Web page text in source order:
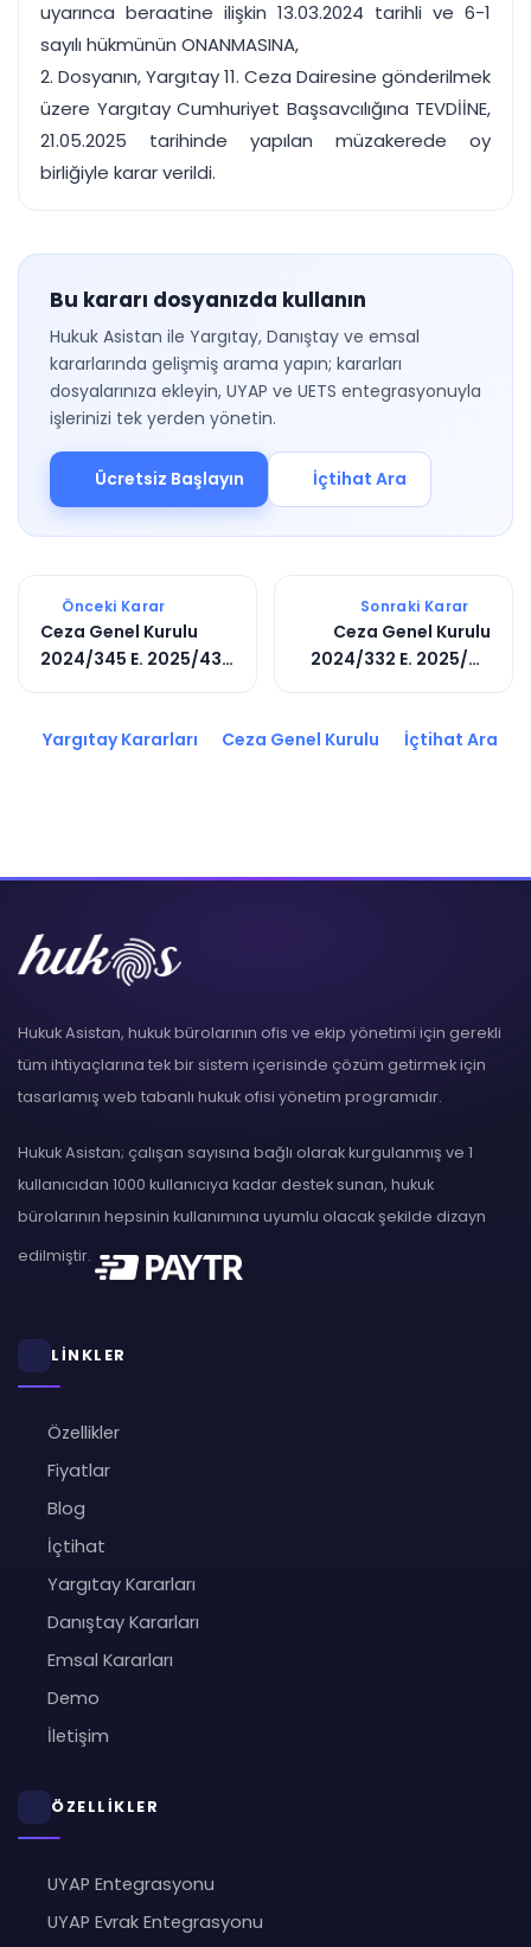
uyarınca beraatine ilişkin 13.03.2024 tarihli ve 6-1
sayılı hükmünün ONANMASINA,
2. Dosyanın, Yargıtay 11. Ceza Dairesine gönderilmek
üzere Yargıtay Cumhuriyet Başsavcılığına TEVDİİNE,
21.05.2025 tarihinde yapılan müzakerede oy
birliğiyle karar verildi.
Bu kararı dosyanızda kullanın
Hukuk Asistan ile Yargıtay, Danıştay ve emsal
kararlarında gelişmiş arama yapın; kararları
dosyalarınıza ekleyin, UYAP ve UETS entegrasyonuyla
işlerinizi tek yerden yönetin.
Ücretsiz Başlayın İçtihat Ara
Önceki Karar
Ceza Genel Kurulu
2024/345 E. 2025/431
Sonraki Karar
Ceza Genel Kurulu
2024/332 E. 2025/42
Yargıtay Kararları Ceza Genel Kurulu İçtihat Ara
Hukuk Asistan, hukuk bürolarının ofis ve ekip yönetimi için gerekli
tüm ihtiyaçlarına tek bir sistem içerisinde çözüm getirmek için
tasarlamış web tabanlı hukuk ofisi yönetim programıdır.
Hukuk Asistan; çalışan sayısına bağlı olarak kurgulanmış ve 1
kullanıcıdan 1000 kullanıcıya kadar destek sunan, hukuk
bürolarının hepsinin kullanımına uyumlu olacak şekilde dizayn
edilmiştir.
LİNKLER
Özellikler
Fiyatlar
Blog
İçtihat
Yargıtay Kararları
Danıştay Kararları
Emsal Kararları
Demo
İletişim
ÖZELLİKLER
UYAP Entegrasyonu
UYAP Evrak Entegrasyonu